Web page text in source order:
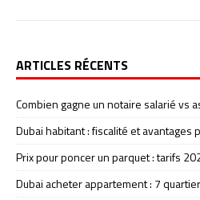
ARTICLES RÉCENTS
Combien gagne un notaire salarié vs
Dubai habitant : fiscalité et avantages
Prix pour poncer un parquet : tarifs
Dubai acheter appartement : 7